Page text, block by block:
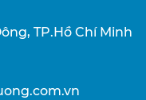
TP.Hồ Chí Minh